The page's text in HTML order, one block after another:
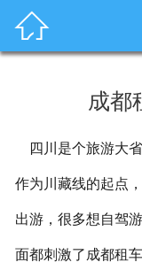

成都
四川是个旅游大
作为川藏线的起点
出游，很多想自驾
面都刺激了成都租